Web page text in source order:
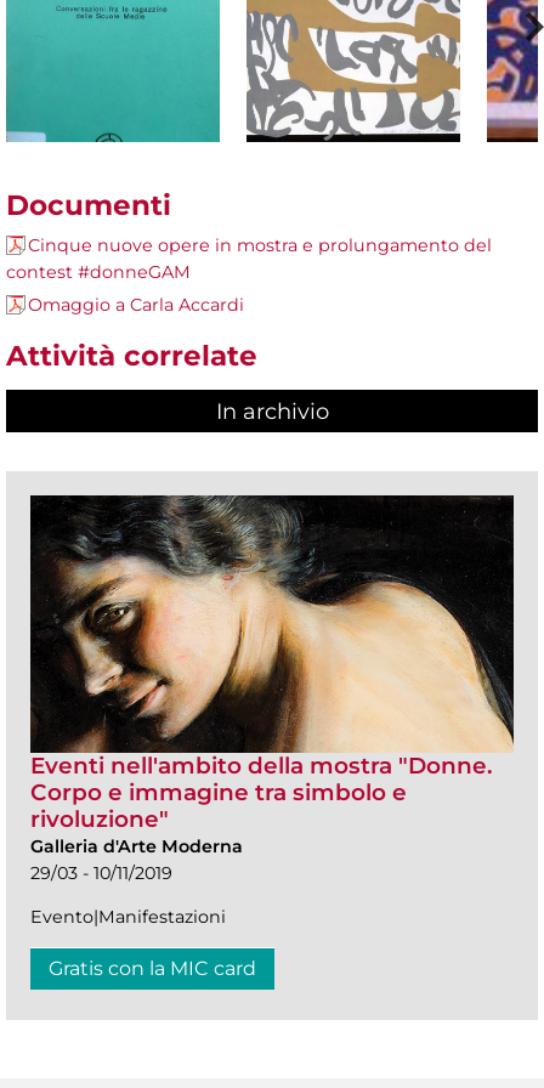
Documenti
Cinque nuove opere in mostra e prolungamento del
contest #donneGAM
Omaggio a Carla Accardi
Attività correlate
In archivio
Eventi nell'ambito della mostra "Donne.
Corpo e immagine tra simbolo e
rivoluzione"
Galleria d'Arte Moderna
29/03 - 10/11/2019
Evento|Manifestazioni
Gratis con la MIC card